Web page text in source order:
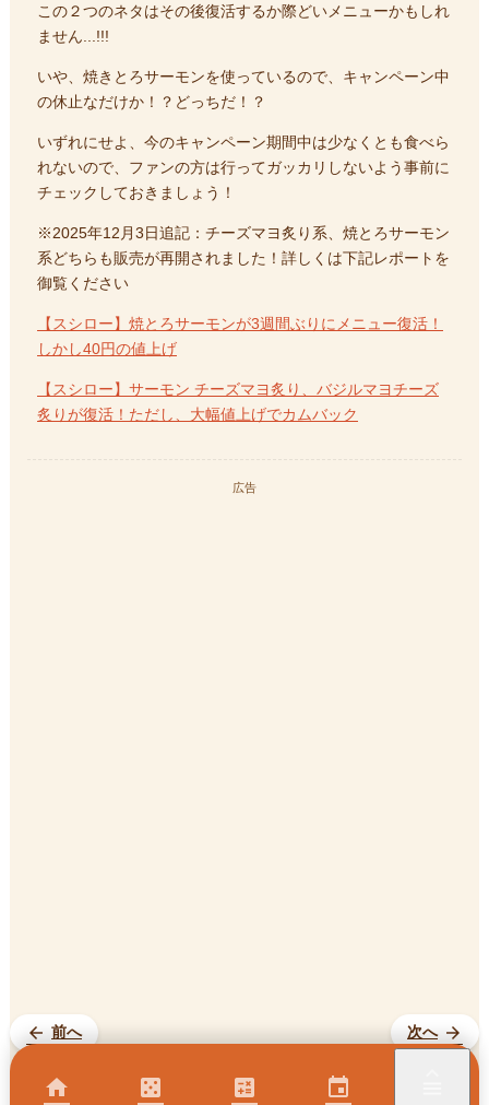
この２つのネタはその後復活するか際どいメニューかもしれ
ません...!!!
いや、焼きとろサーモンを使っているので、キャンペーン中
の休止なだけか！？どっちだ！？
いずれにせよ、今のキャンペーン期間中は少なくとも食べら
れないので、ファンの方は行ってガッカリしないよう事前に
チェックしておきましょう！
※2025年12月3日追記：チーズマヨ炙り系、焼とろサーモン
系どちらも販売が再開されました！詳しくは下記レポートを
御覧ください
【スシロー】焼とろサーモンが3週間ぶりにメニュー復活！
しかし40円の値上げ
【スシロー】サーモン チーズマヨ炙り、バジルマヨチーズ
炙りが復活！ただし、大幅値上げでカムバック
広告
arrow_back 前へ 次へ arrow_forward
home casino calculate event